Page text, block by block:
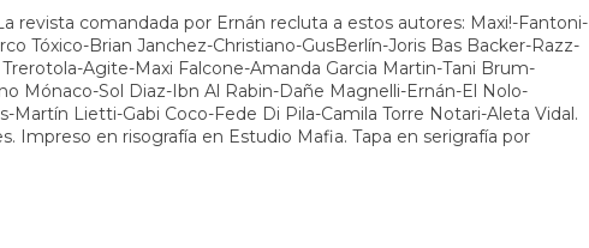
revista comandada por Ernán recluta a estos autores: Maxi!-Fantoni-
Tóxico-Brian Janchez-Christiano-GusBerlín-Joris Bas Backer-Razz-
Agite-Maxi Falcone-Amanda Garcia Martin-Tani Brum-
Mónaco-Sol Diaz-Ibn Al Rabin-Dañe Magnelli-Ernán-El Nolo-
Martín Lietti-Gabi Coco-Fede Di Pila-Camila Torre Notari-Aleta Vidal.
Impreso en risografía en Estudio Mafia. Tapa en serigrafía por